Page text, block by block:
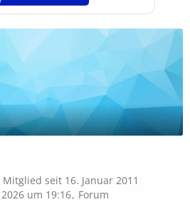
Mitglied seit 16. Januar 2011
um 19:16 Forum